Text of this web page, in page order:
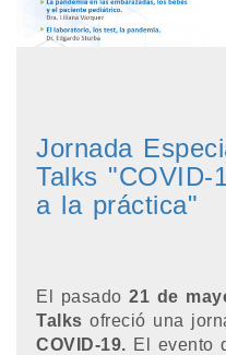
Jornada
Talks "COVID-
a la práctica"
El pasado 21 de
Talks ofreció una
COVID-19. El evento